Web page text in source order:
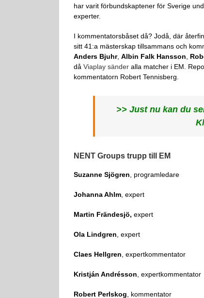
har varit förbundskaptener för Sverige
experter.
I kommentatorsbåset då? Jodå, där
sitt 41:a mästerskap tillsammans och
Anders Bjuhr, Albin Falk Hansson
då Viaplay sänder alla matcher i EM.
kommentatorn Robert Tennisberg.
>> Just nu kan du
NENT Groups trupp till EM
Suzanne Sjögren , programledare
Johanna Ahlm , expert
Martin Frändesjö, expert
Ola Lindgren , expert
Claes Hellgren , expertkommentator
Kristján Andrésson , expertkommentator
Robert Perlskog , kommentator